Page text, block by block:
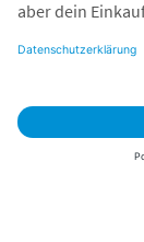
Sicher zahlen